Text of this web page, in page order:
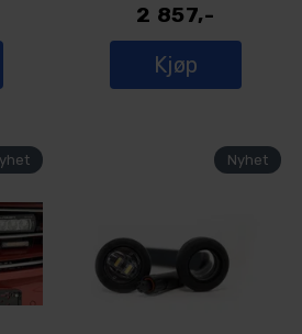
2 857,-
Kjøp